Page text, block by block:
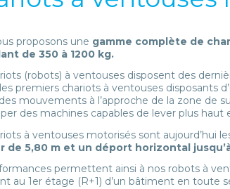
proposons une gamme complète de
de 350 à 1200 kg.
(robots) à ventouses disposent des
premiers chariots à ventouses disposants
mouvements à l’approche de la zone de
des machines capables de lever plus
à ventouses motorisés sont aujourd’hui
de 5,80 m et un déport horizontal
permettent ainsi à nos robots à
au 1er étage (R+1) d’un bâtiment en toute